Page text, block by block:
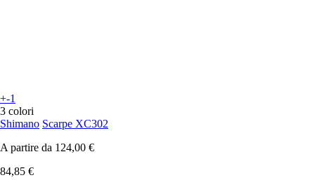
+-1
3 colori
Shimano Scarpe XC302
A partire da 124,00 €
84,85 €